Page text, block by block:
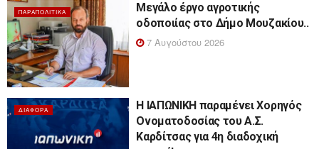
ΠΑΡΑΠΟΛΙΤΙΚΆ
Μεγάλο έργο αγροτικής
οδοποιίας στο Δήμο Μουζακίου..
7 Αυγούστου 2026
ΔΙΆΦΟΡΑ
Η ΙΑΠΩΝΙΚΗ παραμένει Χορηγός
Ονοματοδοσίας του Α.Σ.
Καρδίτσας για 4η διαδοχική